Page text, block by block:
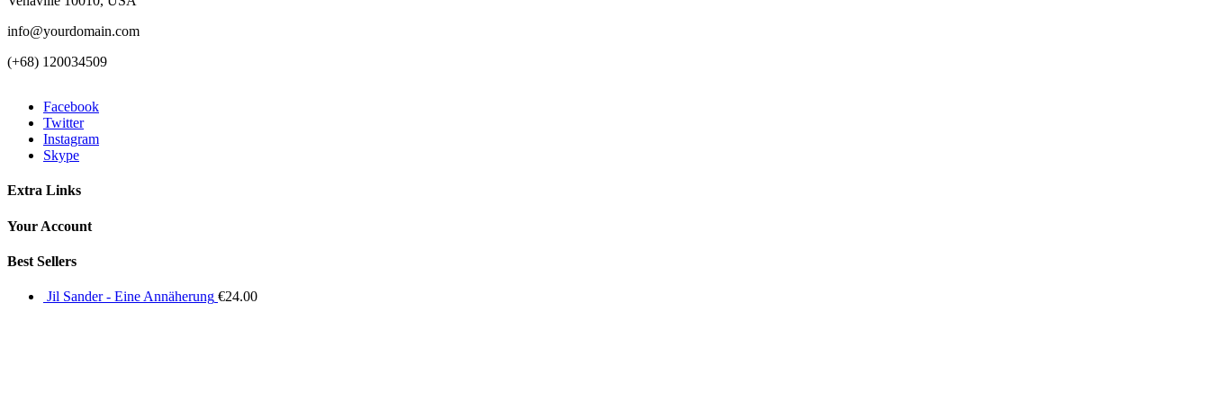
info@yourdomain.com
(+68) 120034509
Facebook
Twitter
Instagram
Skype
Extra Links
Your Account
Best Sellers
Jil Sander - Eine Annäherung €24.00